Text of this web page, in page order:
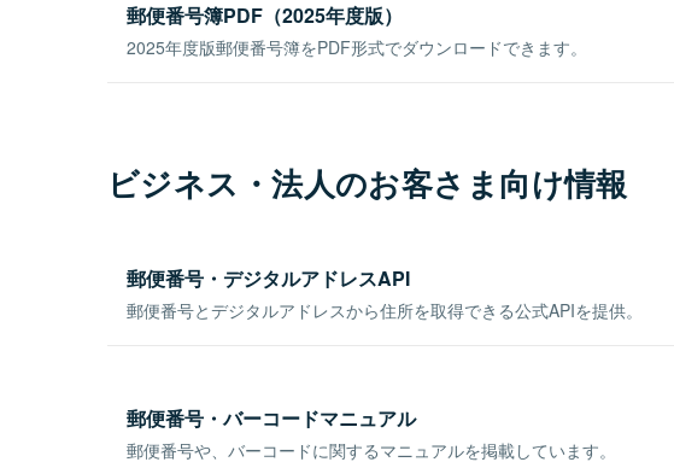
郵便番号簿PDF（2025年度版）
2025年度版郵便番号簿をPDF形式でダウンロードできます。
ビジネス・法人のお客さま向け情報
郵便番号・デジタルアドレスAPI
郵便番号とデジタルアドレスから住所を取得できる公式APIを提供。
郵便番号・バーコードマニュアル
郵便番号や、バーコードに関するマニュアルを掲載しています。